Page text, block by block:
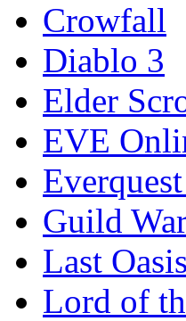
Crowfall
Diablo 3
Elder
EVE
Guild
Last Oasis
Lord of